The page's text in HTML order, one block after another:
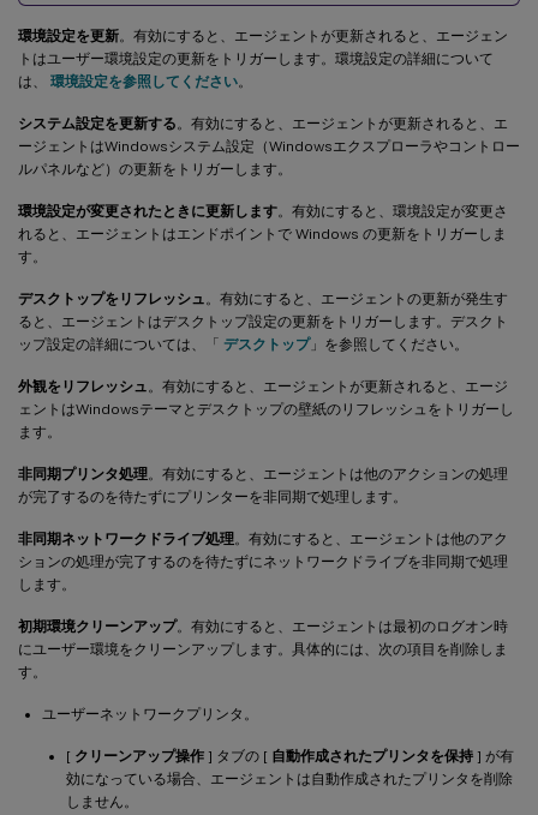
環境設定を更新。有効にすると、エージェントが更新されると、エージェン
トはユーザー環境設定の更新をトリガーします。環境設定の詳細について
は、 環境設定を参照してください。
システム設定を更新する 。有効にすると、エージェントが更新されると、エ
ージェントはWindowsシステム設定（Windowsエクスプローラやコントロー
ルパネルなど）の更新をトリガーします。
環境設定が変更されたときに更新します。有効にすると、環境設定が変更さ
れると、エージェントはエンドポイントで Windows の更新をトリガーしま
す。
デスクトップをリフレッシュ 。有効にすると、エージェントの更新が発生す
ると、エージェントはデスクトップ設定の更新をトリガーします。デスクト
ップ設定の詳細については、「 デスクトップ」を参照してください。
外観をリフレッシュ 。有効にすると、エージェントが更新されると、エージ
ェントはWindowsテーマとデスクトップの壁紙のリフレッシュをトリガーし
ます。
非同期プリンタ処理。有効にすると、エージェントは他のアクションの処理
が完了するのを待たずにプリンターを非同期で処理します。
非同期ネットワークドライブ処理。有効にすると、エージェントは他のアク
ションの処理が完了するのを待たずにネットワークドライブを非同期で処理
します。
初期環境クリーンアップ。有効にすると、エージェントは最初のログオン時
にユーザー環境をクリーンアップします。具体的には、次の項目を削除しま
す。
ユーザーネットワークプリンタ。
[ クリーンアップ操作 ] タブの [ 自動作成されたプリンタを保持 ] が有
効になっている場合、エージェントは自動作成されたプリンタを削除
しません。